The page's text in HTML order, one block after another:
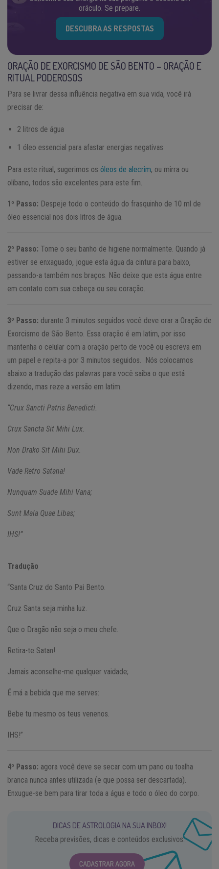
oráculo. Se prepare.
DESCUBRA AS RESPOSTAS
ORAÇÃO DE EXORCISMO DE SÃO BENTO – ORAÇÃO E
RITUAL PODEROSOS
Para se livrar dessa influência negativa em sua vida, você irá
precisar de:
2 litros de água
1 óleo essencial para afastar energias negativas
Para este ritual, sugerimos os óleos de alecrim, ou mirra ou
olíbano, todos são excelentes para este fim.
1º Passo: Despeje todo o conteúdo do frasquinho de 10 ml de
óleo essencial nos dois litros de água.
2º Passo: Tome o seu banho de higiene normalmente. Quando já
estiver se enxaguado, jogue esta água da cintura para baixo,
passando-a também nos braços. Não deixe que esta água entre
em contato com sua cabeça ou seu coração.
3º Passo: durante 3 minutos seguidos você deve orar a Oração de
Exorcismo de São Bento. Essa oração é em latim, por isso
mantenha o celular com a oração perto de você ou escreva em
um papel e repita-a por 3 minutos seguidos. Nós colocamos
abaixo a tradução das palavras para você saiba o que está
dizendo, mas reze a versão em latim.
“Crux Sancti Patris Benedicti.
Crux Sancta Sit Mihi Lux.
Non Drako Sit Mihi Dux.
Vade Retro Satana!
Nunquam Suade Mihi Vana;
Sunt Mala Quae Libas;
IHS!”
Tradução
“Santa Cruz do Santo Pai Bento.
Cruz Santa seja minha luz.
Que o Dragão não seja o meu chefe.
Retira-te Satan!
Jamais aconselhe-me qualquer vaidade;
É má a bebida que me serves:
Bebe tu mesmo os teus venenos.
IHS!”
4º Passo: agora você deve se secar com um pano ou toalha
branca nunca antes utilizada (e que possa ser descartada).
Enxugue-se bem para tirar toda a água e todo o óleo do corpo.
DICAS DE ASTROLOGIA NA SUA INBOX!
Receba previsões, dicas e conteúdos exclusivos.
CADASTRAR AGORA